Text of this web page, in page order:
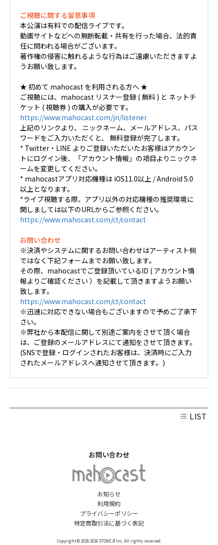
ご視聴に関する留意事項
本公演は有料での配信ライブです。
動画サイトなどへの無断転載・共有を行った場合、法的責
任に問われる場合がございます。
著作権の侵害に触れるような行為はご遠慮いただきますよ
うお願い致します。
★ 初めて mahocast を利用される方へ ★
ご視聴には、mahocast リスナー登録 ( 無料 ) と ネットチ
ケット ( 視聴券 ) の購入が必要です。
https://www.mahocast.com/jn/listener
上記のリンクより、 ニックネーム、メールアドレス、パス
ワードをご入力いただくと、 無料登録が完了します。
* Twitter・LINE よりご登録いただいたお客様はアカウン
トにログイン後、「アカウント情報」の項目よりニックネ
ームを変更してください。
* mahocastアプリ対応機種は iOS11.0以上 / Android 5.0
以上となります。
*ライブ視聴する際、アプリ以外の対応機種の推奨環境に
関しましては以下のURLからご参照ください。
https://www.mahocast.com/ct/contact
お問い合わせ
※決済やシステムに関するお問い合わせはアーティスト側
ではなく下記フォームまでお願い致します。
その際、mahocastでご登録頂いているID ( アカウント情
報よりご確認ください ）を記載して頂きますようお願い
致します。
https://www.mahocast.com/ct/contact
※迅速に対応できない場合もございますので予めご了承下
さい。
※弊社から本配信に関して別途ご案内をさせて頂く場合
は、ご登録のメールアドレスにて通知をさせて頂きます。
(SNSで登録・ログインされたお客様は、決済時にご入力
されたメールアドレスへ通知させて頂きます。)
LIST
お知らせ
利用規約
プライバシーポリシー
特定商取引法に基づく表記
お問い合わせ
Copyright © 2018-2026 STONE.B Inc. All rights reserved.